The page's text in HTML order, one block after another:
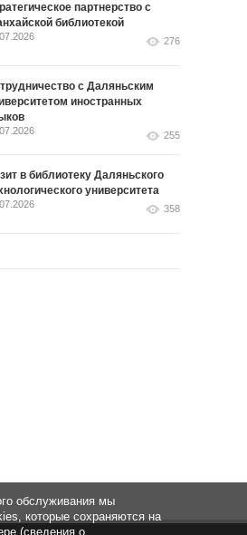
партнерство с
библиотекой
276
с Даляньским
иностранных
255
в библиотеку Даляньского
университета
358
обслуживания мы
которые сохраняются на
(сведения о